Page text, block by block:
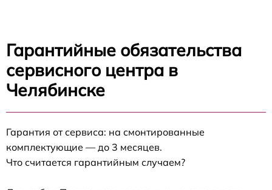
Гарантийные обязательства
сервисного центра в
Челябинске
Гарантия от сервиса: на смонтированные
комплектующие — до 3 месяцев.
Что считается гарантийным случаем?